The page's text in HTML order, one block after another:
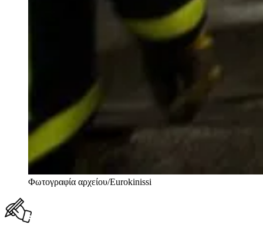
Φωτογραφία αρχείου/Eurokinissi